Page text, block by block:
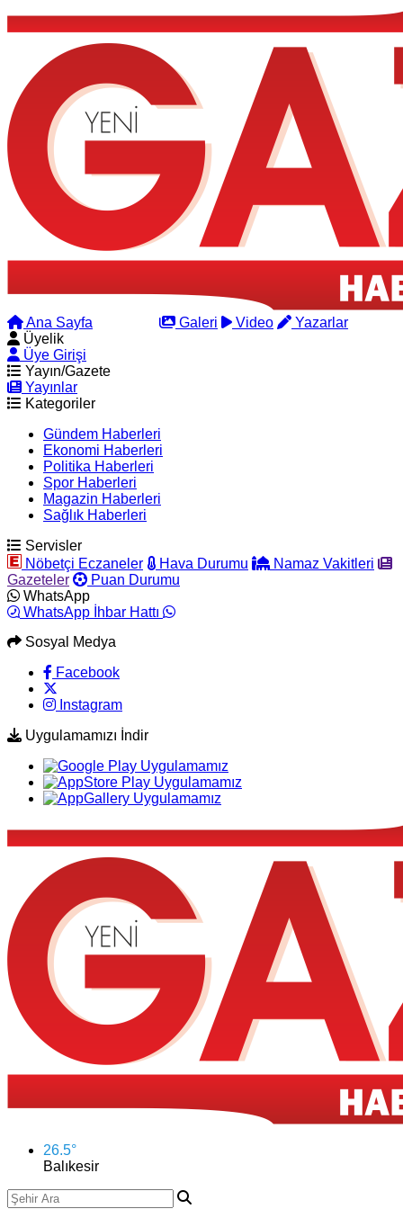
Ana Sayfa Galeri Video
Yazarlar
Üyelik
Üye Girişi
Yayın/Gazete
Yayınlar
Kategoriler
Gündem Haberleri
Ekonomi Haberleri
Politika Haberleri
Spor Haberleri
Magazin Haberleri
Sağlık Haberleri
Servisler
Nöbetçi Eczaneler
Hava Durumu
Namaz Vakitleri
Gazeteler
Puan Durumu
WhatsApp
WhatsApp İhbar Hattı
Sosyal Medya
Facebook
Instagram
Uygulamamızı İndir
26.5°
Balıkesir